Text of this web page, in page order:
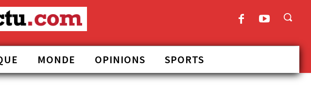
MONDE OPINIONS SPORTS